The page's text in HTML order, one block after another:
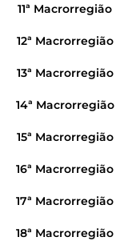
11ª Macrorregião
12ª Macrorregião
13ª Macrorregião
14ª Macrorregião
15ª Macrorregião
16ª Macrorregião
17ª Macrorregião
18ª Macrorregião